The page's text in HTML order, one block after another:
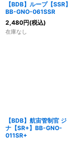
【BDB】ループ【SSR】
BB-GNO-061SSR
2,480円(税込)
在庫なし
【BDB】航宙管制官 ジ
ナ【SR+】BB-GNO-
011SR+